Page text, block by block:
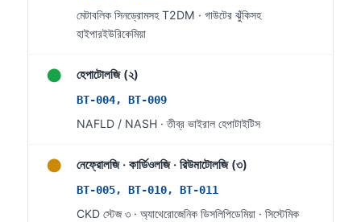
মেটাবলিক সিনড্রোমসহ T2DM · গাউটের ঝুঁকিসহ
হাইপারইউরিকেমিয়া
● হেপাটোলজি (২)
BT-004, BT-009
NAFLD / NASH · তীব্র ভাইরাল হেপাটাইটিস
● নেফ্রোলজি · কার্ডিওলজি · রিউমাটোলজি (৩)
BT-005, BT-010, BT-011
CKD স্টেজ ৩ · অ্যাথেরোজেনিক ডিসলিপিডেমিয়া · সিস্টেমিক